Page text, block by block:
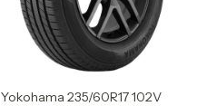
Yokohama 235/60R17 102V